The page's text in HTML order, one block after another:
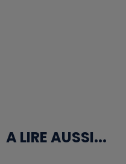
A LIRE AUSSI...